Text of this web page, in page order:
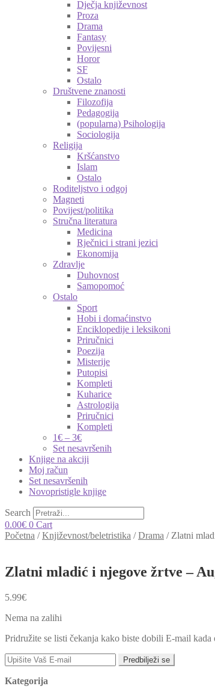
Dječja književnost
Proza
Drama
Fantasy
Povijesni
Horor
SF
Ostalo
Društvene znanosti
Filozofija
Pedagogija
(popularna) Psihologija
Sociologija
Religija
Kršćanstvo
Islam
Ostalo
Roditeljstvo i odgoj
Magneti
Povijest/politika
Stručna literatura
Medicina
Rječnici i strani jezici
Ekonomija
Zdravlje
Duhovnost
Samopomoć
Ostalo
Sport
Hobi i domaćinstvo
Enciklopedije i leksikoni
Priručnici
Poezija
Misterije
Putopisi
Kompleti
Kuharice
Astrologija
Priručnici
Kompleti
1€ – 3€
Set nesavršenih
Knjige na akciji
Moj račun
Set nesavršenih
Novopristigle knjige
Search
0.00€ 0 Cart
Početna /Književnost/beletristika /Drama / Zlatni
Zlatni mladić i njegove žrtve –
5.99€
Nema na zalihi
Pridružite se listi čekanja kako biste dobili E-mail kada
Predbilježi se
Kategorija